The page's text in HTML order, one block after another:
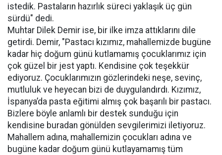
istedik. Pastaların hazırlık süreci yaklaşık üç gün
sürdü" dedi.
Muhtar Dilek Demir ise, bir ilke imza attıklarını dile
getirdi. Demir, "Pastacı kızımız, mahallemizde bugüne
kadar hiç doğum günü kutlamamış çocuklarımız için
çok güzel bir jest yaptı. Kendisine çok teşekkür
ediyoruz. Çocuklarımızın gözlerindeki neşe, sevinç,
mutluluk ve heyecan bizi de duygulandırdı. Kızımız,
İspanya’da pasta eğitimi almış çok başarılı bir pastacı.
Bizlere böyle anlamlı bir destek sunduğu için
kendisine buradan gönülden sevgilerimizi iletiyoruz.
Mahallem adına, mahallemizin çocukları adına ve
bugüne kadar doğum günü kutlayamamış tüm